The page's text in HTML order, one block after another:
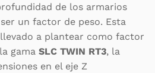
de los armarios
un factor de peso. Esta
a plantear como factor
gama SLC TWIN RT3, la
en el eje Z